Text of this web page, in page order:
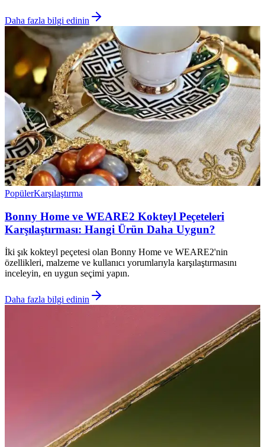
Daha fazla bilgi edinin
PopülerKarşılaştırma
Bonny Home ve WEARE2 Kokteyl Peçeteleri
Karşılaştırması: Hangi Ürün Daha Uygun?
İki şık kokteyl peçetesi olan Bonny Home ve WEARE2'nin
özellikleri, malzeme ve kullanıcı yorumlarıyla karşılaştırmasını
inceleyin, en uygun seçimi yapın.
Daha fazla bilgi edinin